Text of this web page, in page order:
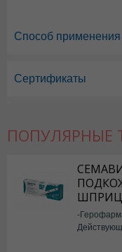
Способ применения
Сертификаты
ПОПУЛЯРНЫЕ
-